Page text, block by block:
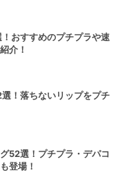
おすすめのプチプラや速
介！
！落ちないリップをプチ
52選！プチプラ・デパコ
登場！